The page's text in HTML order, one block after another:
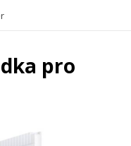
pro